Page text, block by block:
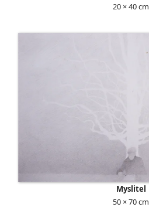
20 × 40 cm
Myslitel
50 × 70 cm